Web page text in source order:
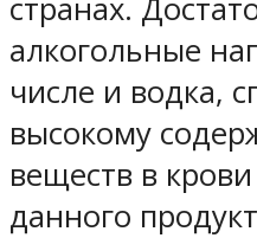
странах.
алкогольные
числе и водка,
высокому
веществ в
данного